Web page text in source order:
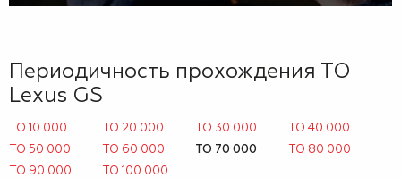
Периодичность прохождения ТО
Lexus GS
ТО 10 000 ТО 20 000 ТО 30 000
ТО 40 000
ТО 50 000
ТО 60 000 ТО 70 000
ТО 80 000
ТО 90 000
ТО 100 000